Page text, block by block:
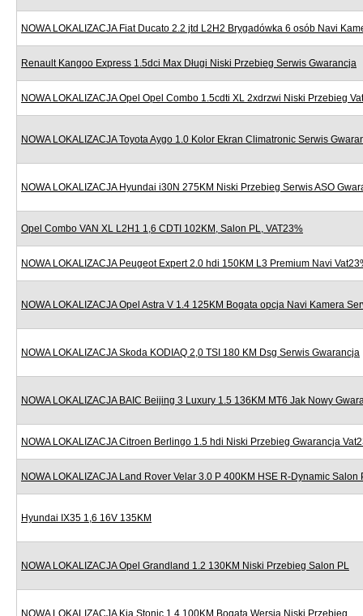
NOWA LOKALIZACJA Fiat Ducato 2.2 jtd L2H2 Brygadówka 6 osób Navi
Renault Kangoo Express 1.5dci Max Długi Niski Przebieg Serwis Gwarancja
NOWA LOKALIZACJA Opel Opel Combo 1.5cdti XL 2xdrzwi Niski Przebieg
NOWA LOKALIZACJA Toyota Aygo 1.0 Kolor Ekran Climatronic Serwis
NOWA LOKALIZACJA Hyundai i30N 275KM Niski Przebieg Serwis ASO
Opel Combo VAN XL L2H1 1,6 CDTI 102KM, Salon PL, VAT23%
NOWA LOKALIZACJA Peugeot Expert 2.0 hdi 150KM L3 Premium Navi
NOWA LOKALIZACJA Opel Astra V 1.4 125KM Bogata opcja Navi Kamera
NOWA LOKALIZACJA Skoda KODIAQ 2,0 TSI 180 KM Dsg Serwis Gwarancja
NOWA LOKALIZACJA BAIC Beijing 3 Luxury 1.5 136KM MT6 Jak Nowy
NOWA LOKALIZACJA Citroen Berlingo 1.5 hdi Niski Przebieg Gwarancja
NOWA LOKALIZACJA Land Rover Velar 3.0 P 400KM HSE R-Dynamic Salon
Hyundai IX35 1,6 16V 135KM
NOWA LOKALIZACJA Opel Grandland 1.2 130KM Niski Przebieg Salon PL
NOWA LOKALIZACJA Kia Stonic 1.4 100KM Bogata Wersja Niski Przebieg